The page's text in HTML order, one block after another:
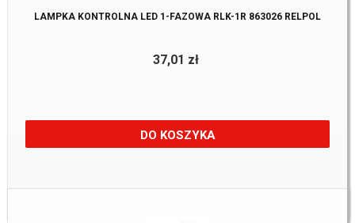
LAMPKA KONTROLNA LED 1-FAZOWA RLK-1R 863026 RELPOL
37,01 zł
DO KOSZYKA
Dostępne:5 szt